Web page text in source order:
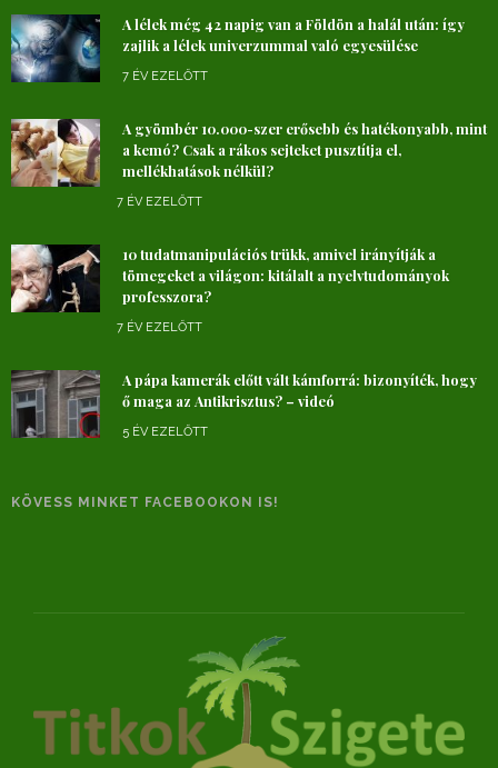
A lélek még 42 napig van a Földön a halál után: így
zajlik a lélek univerzummal való egyesülése
7 ÉV EZELŐTT
A gyömbér 10.000-szer erősebb és hatékonyabb, mint
a kemó? Csak a rákos sejteket pusztítja el,
mellékhatások nélkül?
7 ÉV EZELŐTT
10 tudatmanipulációs trükk, amivel irányítják a
tömegeket a világon: kitálalt a nyelvtudományok
professzora?
7 ÉV EZELŐTT
A pápa kamerák előtt vált kámforrá: bizonyíték, hogy
ő maga az Antikrisztus? – videó
5 ÉV EZELŐTT
KÖVESS MINKET FACEBOOKON IS!